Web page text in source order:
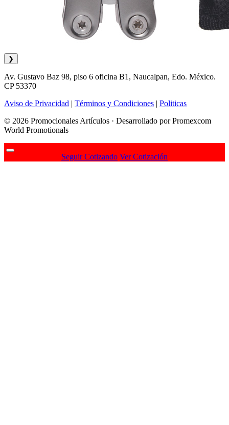
❯
Av. Gustavo Baz 98, piso 6 oficina B1, Naucalpan, Edo. México.
CP 53370
Aviso de Privacidad | Términos y Condiciones | Politicas
© 2026 Promocionales Artículos · Desarrollado por Promexcom
World Promotionals
Seguir Cotizando Ver Cotización